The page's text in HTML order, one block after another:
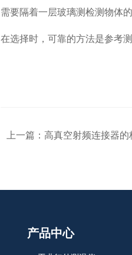
需要隔着一层玻璃测检测物体的
在选择时，可靠的方法是参考
上一篇： 高真空射频连接器
产品中心